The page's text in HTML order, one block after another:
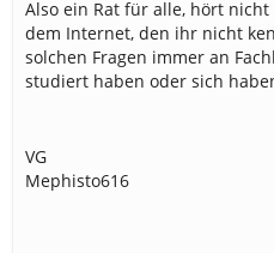
Also ein Rat für alle, hört
dem Internet, den ihr nicht
solchen Fragen immer an
studiert haben oder sich
VG
Mephisto616